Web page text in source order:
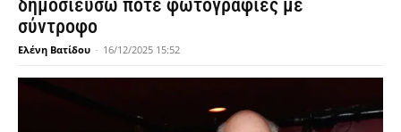
δημοσιεύσω ποτέ φωτογραφίες με
σύντροφο
Ελένη Βατίδου - 16/12/2025 15:52